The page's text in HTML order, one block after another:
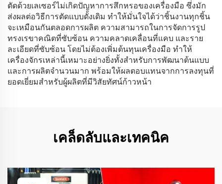
ตัดด้วยเลเซอร์ไม่เกิดปัญหาการสึกหรอของเครื่องมือ ซึ่งมัก
ส่งผลต่อวิธีการตัดแบบดั้งเดิม ทำให้มั่นใจได้ว่าชิ้นงานทุกชิ้น
จะเหมือนกันตลอดการผลิต ความสามารถในการจัดการรูป
ทรงเรขาคณิตที่ซับซ้อน ความคลาดเคลื่อนที่แคบ และราย
ละเอียดที่ซับซ้อน โดยไม่ต้องเพิ่มต้นทุนเครื่องมือ ทำให้
เครื่องจักรเหล่านี้เหมาะอย่างยิ่งทั้งสำหรับการพัฒนาต้นแบบ
และการผลิตจำนวนมาก พร้อมให้ผลตอบแทนจากการลงทุนที่
ยอดเยี่ยมสำหรับผู้ผลิตที่มีวิสัยทัศน์ก้าวหน้า
เคล็ดลับและเทคนิค